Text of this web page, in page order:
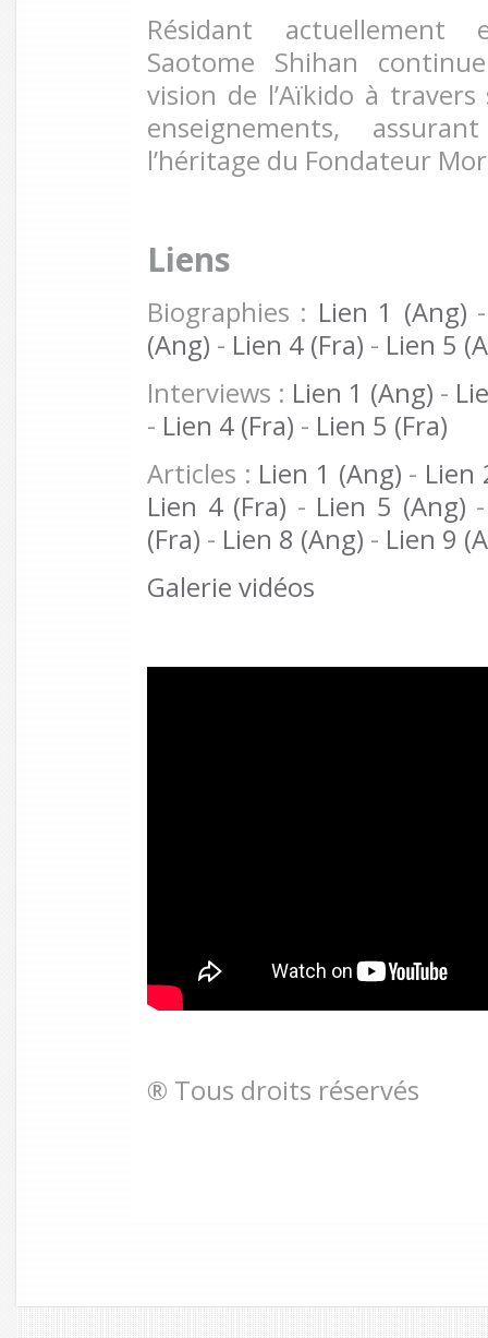
Résidant actuellement
Saotome Shihan
vision de l’Aïkido à
enseignements,
l’héritage du Fondateur
Liens
Biographies : Lien 1 (Ang)
(Ang) - Lien 4 (Fra) - Lien 5
Interviews : Lien 1 (Ang) -
- Lien 4 (Fra) - Lien 5 (Fra)
Articles : Lien 1 (Ang) - Lien
Lien 4 (Fra) - Lien 5 (Ang)
(Fra) - Lien 8 (Ang) - Lien 9
Galerie vidéos
® Tous droits réservés